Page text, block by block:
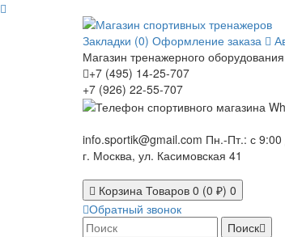
Закладки (0) Оформление заказа
Магазин тренажерного оборудования
+7 (495) 14-25-707
+7 (926) 22-55-707
info.sportik@gmail.com Пн.-Пт.: с 9:00
г. Москва, ул. Касимовская 41
Корзина Товаров 0 (0 ₽) 0
Обратный звонок
Поиск